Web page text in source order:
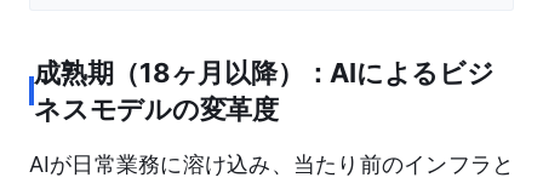
成熟期（18ヶ月以降）：AIによるビジ
ネスモデルの変革度
AIが日常業務に溶け込み、当たり前のインフラと